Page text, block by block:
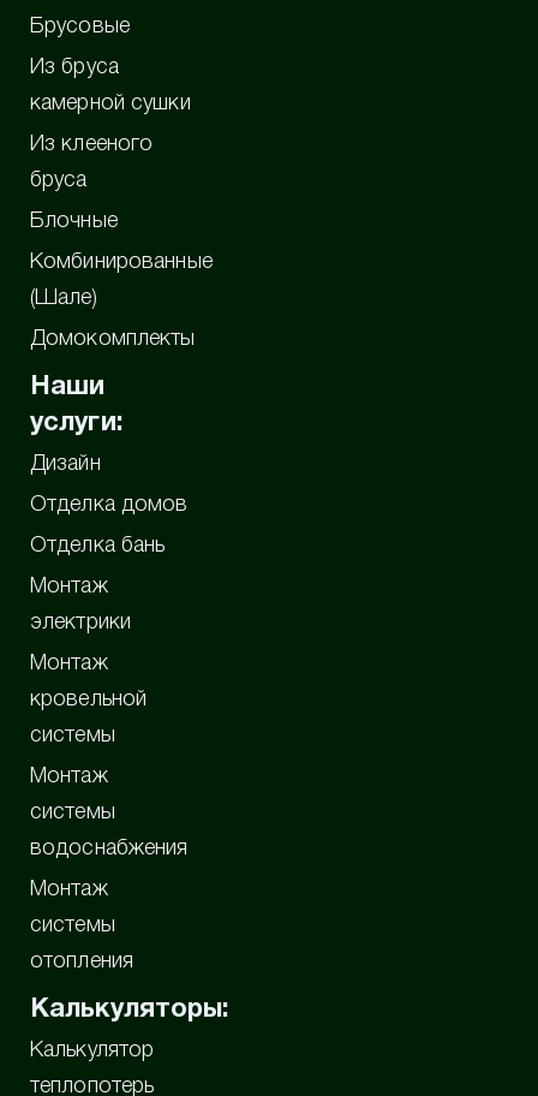
Брусовые
Из бруса
камерной сушки
Из клееного
бруса
Блочные
Комбинированные
(Шале)
Домокомплекты
Наши
услуги:
Дизайн
Отделка домов
Отделка бань
Монтаж
электрики
Монтаж
кровельной
системы
Монтаж
системы
водоснабжения
Монтаж
системы
отопления
Калькуляторы:
Калькулятор
теплопотерь